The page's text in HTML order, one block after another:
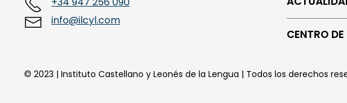
info@ilcyl.com
CENTRO DE
© 2023 | Instituto Castellano y Leonés de la Lengua | Todos los derechos